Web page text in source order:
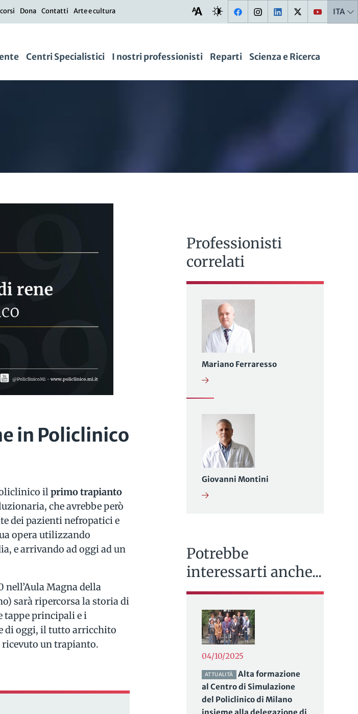
Dona Contatti Arte e cultura ITA
Centri Specialistici I nostri professionisti Reparti Scienza e Ricerca
in Policlinico
ilprimo trapianto
che avrebbe però
dei pazienti nefropatici e
opera utilizzando
e arrivando ad oggi ad un
nell’Aula Magna della
sarà ripercorsa la storia di
tappe principali e i
di oggi, il tutto arricchito
un trapianto.
Professionisti
correlati
Mariano Ferraresso
Giovanni Montini
Potrebbe
interessarti anche...
04/10/2025
ATTUALITÀ
Alta formazione
al Centro di Simulazione
del Policlinico di Milano